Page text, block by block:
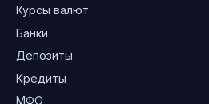
Курсы валют
Банки
Депозиты
Кредиты
МФО